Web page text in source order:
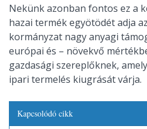
Nekünk azonban fontos ez a
hazai termék egyötödét adja
kormányzat nagy anyagi
európai és – növekvő
gazdasági szereplőknek,
ipari termelés kiugrását várja.
Kapcsolódó cikk